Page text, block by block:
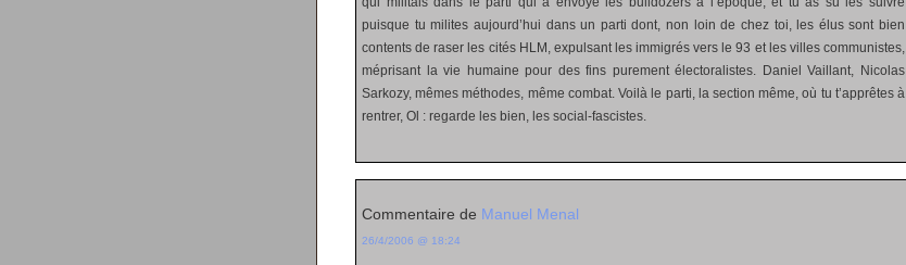
puisque tu milites aujourd’hui dans un parti dont, non loin de chez toi, les élus sont bien
contents de raser les cités HLM, expulsant les immigrés vers le 93 et les villes communistes,
méprisant la vie humaine pour des fins purement électoralistes. Daniel Vaillant, Nicolas
Sarkozy, mêmes méthodes, même combat. Voilà le parti, la section même, où tu t’apprêtes à
rentrer, Ol : regarde les bien, les social-fascistes.
Commentaire de Manuel Menal
26/4/2006 @ 18:24